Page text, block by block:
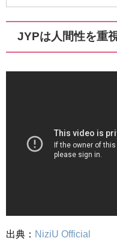
JYPは人間性を重
出典： NiziU Official